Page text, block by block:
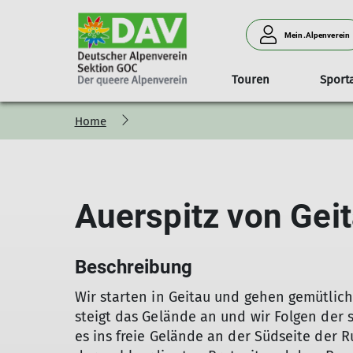
Mein.Alpenverein
Touren
Tourenprogramm Mailinglisten &
Wandern & Bergsteigen
Das ist der queere Alpenverein
Bildergalerien
GOC in den Medien
Touren Klimaschutz im GOC
Klimaschutz in den DAV-
Mitglied werden
Archiv
Programm-Archiv
Touren-Archiv
Home
Auerspitz von
Beschreibung
Wir starten in Geitau und gehen
steigt das Gelände an und wir Folgen der
es ins freie Gelände an der Südseite der